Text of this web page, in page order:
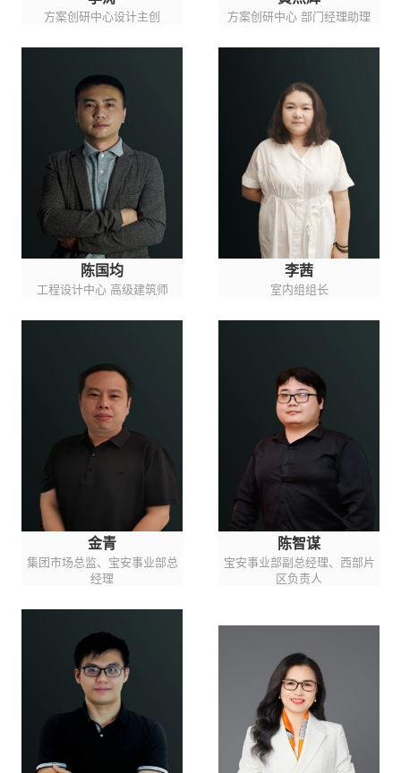
方案创研中心设计主创 方案创研中心 部门经理助理
陈国均
工程设计中心 高级建筑师
李茜
室内组组长
金青
集团市场总监、宝安事业部总
经理
陈智谋
宝安事业部副总经理、西部片
区负责人